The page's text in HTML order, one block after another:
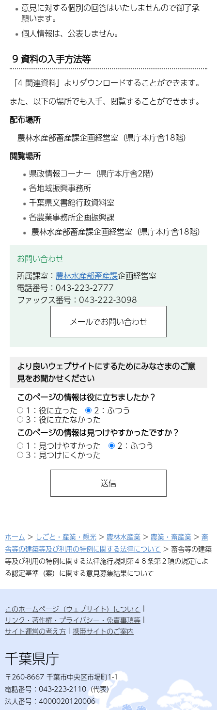
意見に対する個別の回答はいたしませんので御了承
願います。
個人情報は、公表しません。
9 資料の入手方法等
「4 関連資料」よりダウンロードすることができます。
また、以下の場所でも入手、閲覧することができます。
配布場所
農林水産部畜産課企画経営室（県庁本庁舎18階）
閲覧場所
県政情報コーナー（県庁本庁舎2階）
各地域振興事務所
千葉県文書館行政資料室
各農業事務所企画振興課
農林水産部畜産課企画経営室（県庁本庁舎18階）
お問い合わせ
所属課室： 農林水産部畜産課企画経営室
電話番号：043-223-2777
ファックス番号：043-222-3098
より良いウェブサイトにするためにみなさまのご意
見をお聞かせください
このページの情報は役に立ちましたか？
1：役に立った
2：ふつう
3：役に立たなかった
このページの情報は見つけやすかったですか？
1：見つけやすかった
2：ふつう
3：見つけにくかった
ホーム > しごと・産業・観光 > 農林水産業 > 農業・畜産業 > 畜
舎等の建築等及び利用の特例に関する法律について > 畜舎等の建築
等及び利用の特例に関する法律施行規則第４８条第２項の規定によ
る認定基準（案）に関する意見募集結果について
このホームページ（ウェブサイト）について
リンク・著作権・プライバシー・免責事項等
サイト運営の考え方
携帯サイトのご案内
千葉県庁
〒260-8667 千葉市中央区市場町1-1
電話番号：043-223-2110（代表）
法人番号：4000020120006